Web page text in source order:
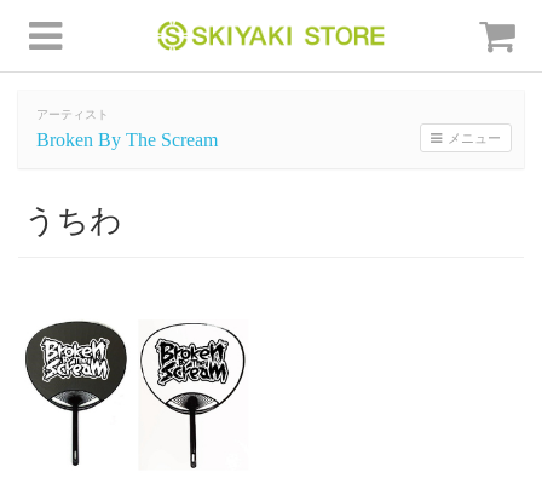
アーティスト
Broken By The Scream メニュー
うちわ